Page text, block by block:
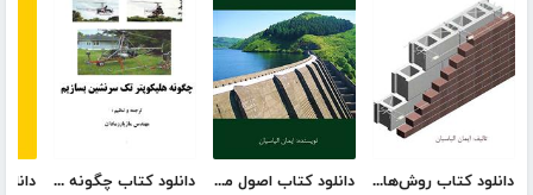
دانلود کتاب روش‌های مقاوم سازی سازه‌های بنایی دانلود کتاب اصول مهندسی سدسازی دانلود کتاب چگونه هلیکوپتر تک سرنشین بسازیم